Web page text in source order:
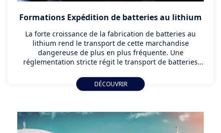
Formations Expédition de batteries au lithium
La forte croissance de la fabrication de batteries au
lithium rend le transport de cette marchandise
dangereuse de plus en plus fréquente. Une
réglementation stricte régit le transport de batteries
à l'aide de plusieurs programmes de formation dédiées
à la réception et à l’expédition de ces marchandises
batteries lithium par voie aérienne, routière et maritime
: quelles obligations, quels enjeux, quelles solutions.
DÉCOUVRIR